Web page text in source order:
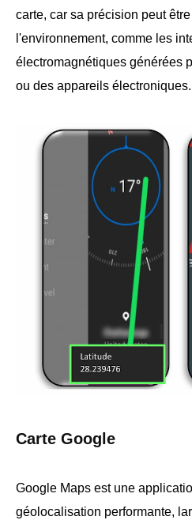
carte, car sa précision peut
l'environnement, comme les
électromagnétiques générées
ou des appareils électroniques.
Carte Google
Google Maps est une
géolocalisation performante,